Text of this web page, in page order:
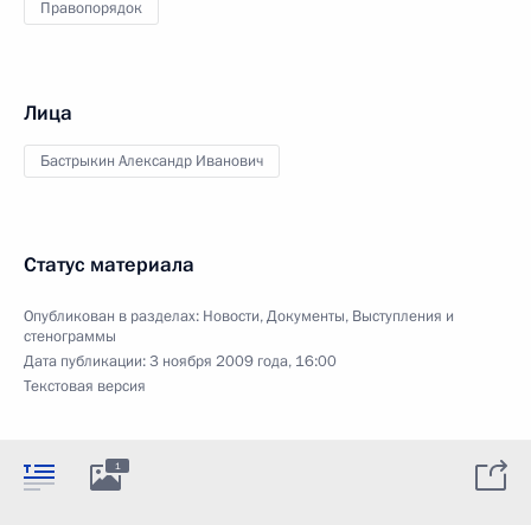
Правопорядок
Лица
Бастрыкин Александр Иванович
Статус материала
Опубликован в разделах: Новости,Документы, Выступления и
стенограммы
Дата публикации:3 ноября 2009 года, 16:00
Текстовая версия
1